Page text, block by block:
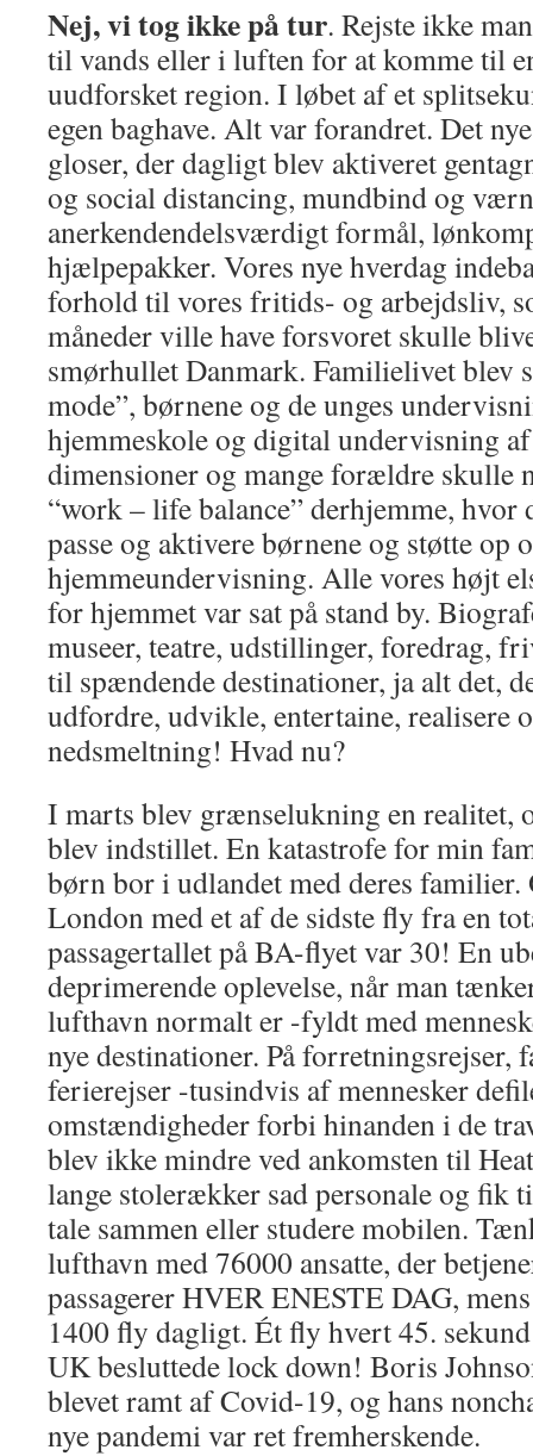
Nej, vi tog ikke på tur. Rejste ikke
til vands eller i luften for at komme til
uudforsket region. I løbet af et
egen baghave. Alt var forandret. Det
gloser, der dagligt blev aktiveret
og social distancing, mundbind og
anerkendendelsværdigt formål,
hjælpepakker. Vores nye hverdag
forhold til vores fritids- og arbejdsliv,
måneder ville have forsvoret skulle
smørhullet Danmark. Familielivet blev
mode”, børnene og de unges
hjemmeskole og digital undervisning
dimensioner og mange forældre skulle
“work – life balance” derhjemme, hvor
passe og aktivere børnene og støtte op
hjemmeundervisning. Alle vores højt
for hjemmet var sat på stand by.
museer, teatre, udstillinger, foredrag,
til spændende destinationer, ja alt det,
udfordre, udvikle, entertaine, realisere
nedsmeltning! Hvad nu?
I marts blev grænselukning en realitet,
blev indstillet. En katastrofe for min
børn bor i udlandet med deres
London med et af de sidste fly fra en
passagertallet på BA-flyet var 30! En
deprimerende oplevelse, når man
lufthavn normalt er -fyldt med
nye destinationer. På forretningsrejser,
ferierejser -tusindvis af mennesker
omstændigheder forbi hinanden i de
blev ikke mindre ved ankomsten til
lange stolerækker sad personale og fik
tale sammen eller studere mobilen.
lufthavn med 76000 ansatte, der
passagerer HVER ENESTE DAG,
1400 fly dagligt. Ét fly hvert 45.
UK besluttede lock down! Boris
blevet ramt af Covid-19, og hans
nye pandemi var ret fremherskende.